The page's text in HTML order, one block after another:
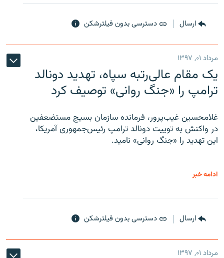
ارسال دسترسی بدون فیلترشکن
مرداد ۰۱, ۱۳۹۷
یک مقام عالی‌رتبه سپاه، تهدید دونالد
ترامپ را «جنگ روانی» توصیف کرد
غلامحسین غیب‌پرور، فرمانده سازمان بسیج مستضعفین
در واکنش به توییت دونالد ترامپ رئیس‌جمهوری آمریکا،
این تهدید را «جنگ روانی» نامید.
ادامه خبر
ارسال دسترسی بدون فیلترشکن
مرداد ۰۱, ۱۳۹۷